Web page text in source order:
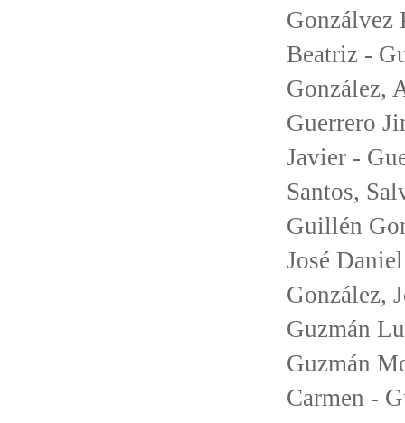
Gonzálvez
Beatriz -
González,
Guerrero
Javier -
Santos,
Guillén
José
González,
Guzmán
Guzmán
Carmen -